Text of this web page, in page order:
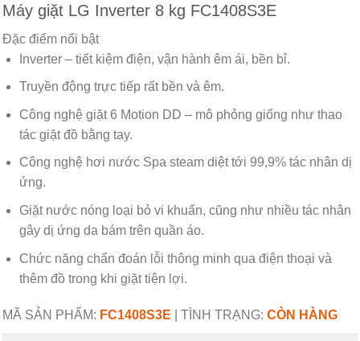
Máy giặt LG Inverter 8 kg FC1408S3E
Đặc điểm nổi bật
Inverter – tiết kiệm điện, vận hành êm ái, bền bỉ.
Truyền động trực tiếp rất bền và êm.
Công nghệ giặt 6 Motion DD – mô phỏng giống như thao
tác giặt đồ bằng tay.
Công nghệ hơi nước Spa steam diệt tới 99,9% tác nhân dị
ứng.
Giặt nước nóng loại bỏ vi khuẩn, cũng như nhiều tác nhân
gây dị ứng da bám trên quần áo.
Chức năng chẩn đoán lỗi thông minh qua điện thoại và
thêm đồ trong khi giặt tiện lợi.
MÃ SẢN PHẨM: FC1408S3E TÌNH TRẠNG: CÒN HÀNG